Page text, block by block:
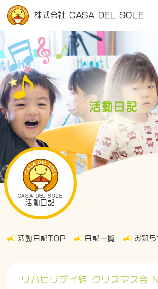
株式会社 CASA DEL SOLE
活動日記
CASA DEL SOLE
活動日記
活動日記TOP 日記一覧 お知
リハビリデイ結 クリスマス会